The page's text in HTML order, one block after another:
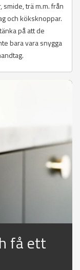
smide, trä m.m. från
och köksknoppar.
på att de
bara vara snygga
få ett